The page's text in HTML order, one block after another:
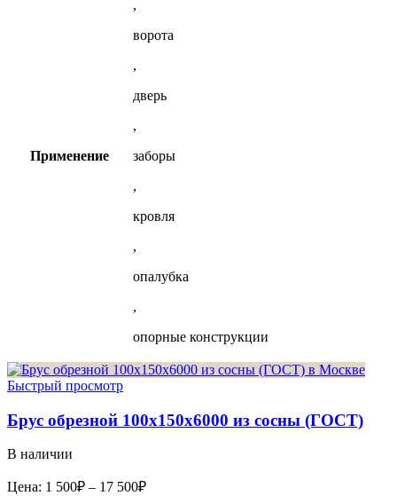
Применение
,
ворота
,
дверь
,
заборы
,
кровля
,
опалубка
,
опорные конструкции
Быстрый просмотр
Брус обрезной 100х150х6000 из сосны (ГОСТ)
В наличии
Цена: 1 500₽ – 17 500₽Диапазон